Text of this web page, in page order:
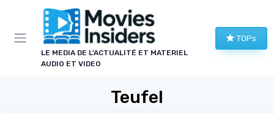
LE MEDIA DE L'ACTUALITÉ ET MATERIEL
AUDIO ET VIDEO
TOPs
Teufel
Panneau de gestion des cookies